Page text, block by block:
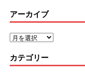
アーカイブ
カテゴリー